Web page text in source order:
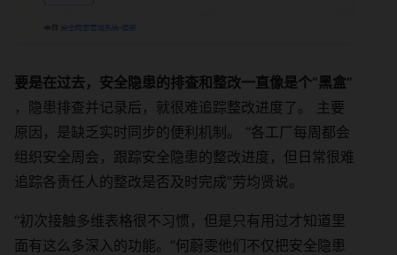
要是在过去，安全隐患的排查和整改一直像是个“黑盒”
，隐患排查并记录后，就很难追踪整改进度了。 主要
原因，是缺乏实时同步的便利机制。 “各工厂每周都会
组织安全周会，跟踪安全隐患的整改进度，但日常很难
追踪各责任人的整改是否及时完成”劳均贤说。
“初次接触多维表格很不习惯，但是只有用过才知道里
面有这么多深入的功能。”何蔚雯他们不仅把安全隐患